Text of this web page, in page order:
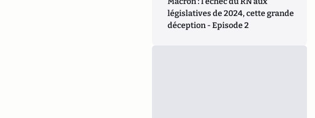
législatives de 2024, cette grande
déception - Episode 2